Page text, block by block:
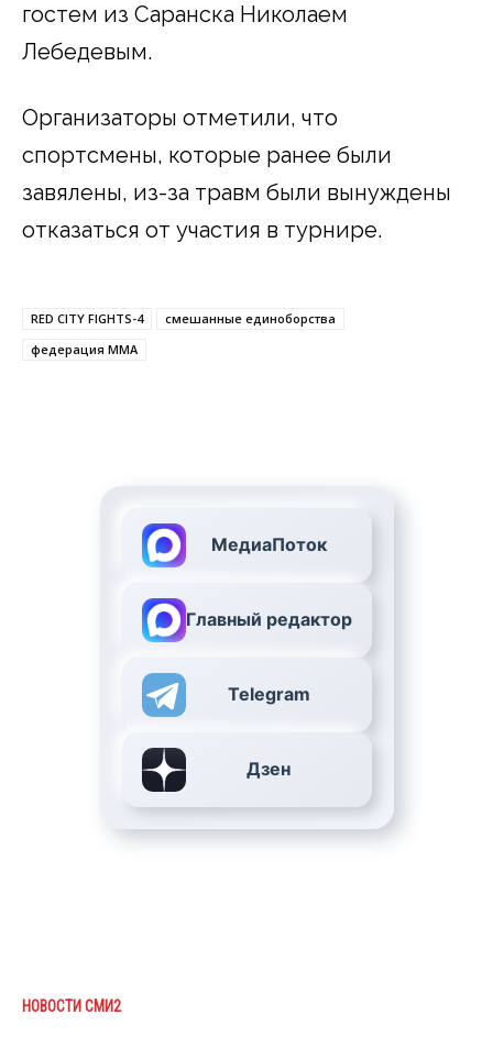
гостем из Саранска Николаем
Лебедевым.
Организаторы отметили, что
спортсмены, которые ранее были
завялены, из-за травм были вынуждены
отказаться от участия в турнире.
RED CITY FIGHTS-4
смешанные единоборства
федерация ММА
МедиаПоток
Главный редактор
Telegram
Дзен
НОВОСТИ СМИ2